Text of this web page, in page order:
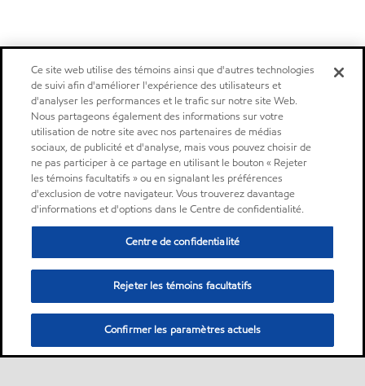
Ce site web utilise des témoins ainsi que d'autres technologies
de suivi afin d'améliorer l'expérience des utilisateurs et
d'analyser les performances et le trafic sur notre site Web.
Nous partageons également des informations sur votre
utilisation de notre site avec nos partenaires de médias
sociaux, de publicité et d'analyse, mais vous pouvez choisir de
ne pas participer à ce partage en utilisant le bouton « Rejeter
les témoins facultatifs » ou en signalant les préférences
d'exclusion de votre navigateur. Vous trouverez davantage
d'informations et d'options dans le Centre de confidentialité.
Centre de confidentialité
Rejeter les témoins facultatifs
Confirmer les paramètres actuels